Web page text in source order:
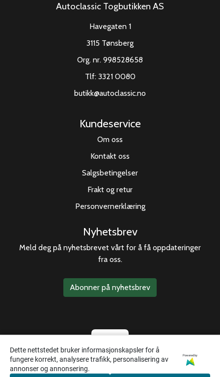
Dette nettstedet bruker informasjonskapsler for å
fungere korrekt, analysere trafikk, personalisering av
annonser og annonsering.
Powered by
Autoclassic Togbutikken AS
Havegaten 1
3115 Tønsberg
Org. nr. 998528658
Tlf: 3321 0080
butikk@autoclassic.no
Kundeservice
Om oss
Kontakt oss
Salgsbetingelser
Frakt og retur
Personvernerklæring
Nyhetsbrev
Meld deg på nyhetsbrevet vårt for å få oppdateringer
fra oss.
Abonner på nyhetsbrev